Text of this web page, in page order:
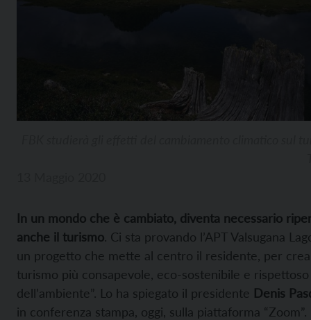
In un mondo che è cambiato, diventa necessario
anche il turismo. Ci sta provando l’APT Valsugana
un progetto che mette al centro il residente, per
turismo più consapevole, eco-sostenibile e rispettoso
dell’ambiente”. Lo ha spiegato il presidente Denis
in conferenza stampa, oggi, sulla piattaforma “Zoom”.